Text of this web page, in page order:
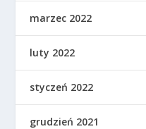
marzec 2022
luty 2022
styczeń 2022
grudzień 2021